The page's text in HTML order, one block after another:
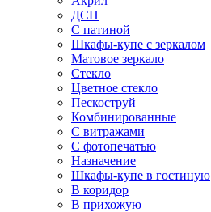
ДСП
С патиной
Шкафы-купе с зеркалом
Матовое зеркало
Стекло
Цветное стекло
Пескоструй
Комбинированные
С витражами
С фотопечатью
Назначение
Шкафы-купе в гостиную
В коридор
В прихожую